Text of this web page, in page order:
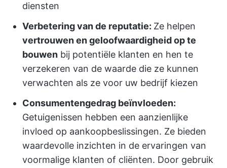
diensten
Verbetering van de reputatie: Ze helpen
vertrouwen en geloofwaardigheid op te
bouwen bij potentiële klanten en hen te
verzekeren van de waarde die ze kunnen
verwachten als ze voor uw bedrijf kiezen
Consumentengedrag beïnvloeden:
Getuigenissen hebben een aanzienlijke
invloed op aankoopbeslissingen. Ze bieden
waardevolle inzichten in de ervaringen van
voormalige klanten of cliënten. Door gebruik